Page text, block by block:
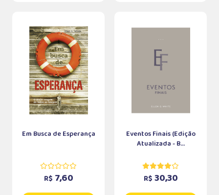
Em Busca de Esperança
R$ 7,60
Eventos Finais (Edição
Atualizada - B...
R$ 30,30